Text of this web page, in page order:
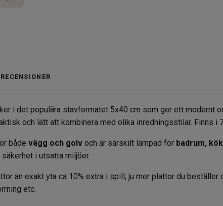
RECENSIONER
i det populära stavformatet 5x40 cm som ger ett modernt
och lätt att kombinera med olika inredningsstilar. Finns i
både vägg och golv och är särskilt lämpad för badrum,
i utsatta miljöer.
än exakt yta ca 10% extra i spill, ju mer plattor du
etc.